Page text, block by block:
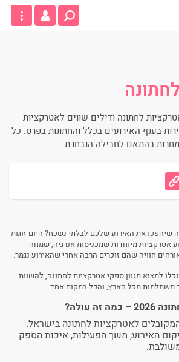
לחתונה ודילים שווים לאטרקציות
בענף האירועים בכלל והחתונות בפרט. כל
בהתאם לחבילה הנבחרת
שיהפכו את האירוע שלכם לבלתי נשכח? היום זוגות
אטרקציות מיוחדות שמכניסות אנרגיה, שמחה
חוויה שהם זוכרים הרבה אחרי שהאירוע נגמר.
למצוא מגוון ספקי אטרקציות לחתונה, להשוות
משתלמות מכל הארץ, והכל במקום אחד.
עולה?
לאטרקציות לחתונה בישראל.
האירוע, משך הפעילות, איכות הספק